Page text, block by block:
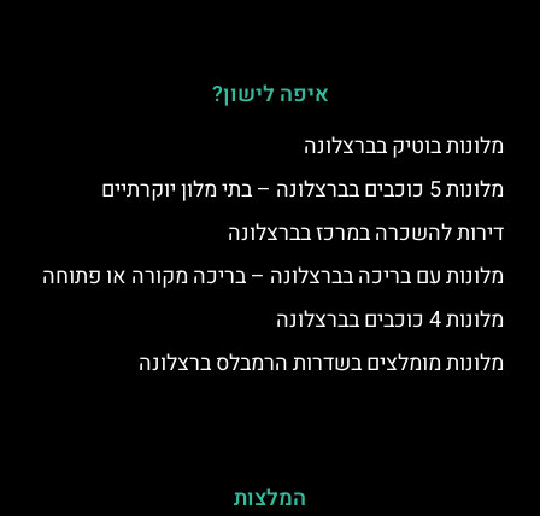
איפה לישון?
מלונות בוטיק בברצלונה
מלונות 5 כוכבים בברצלונה – בתי מלון יוקרתיים
דירות להשכרה במרכז בברצלונה
מלונות עם בריכה בברצלונה – בריכה מקורה או פתוחה
מלונות 4 כוכבים בברצלונה
מלונות מומלצים בשדרות הרמבלס ברצלונה
המלצות